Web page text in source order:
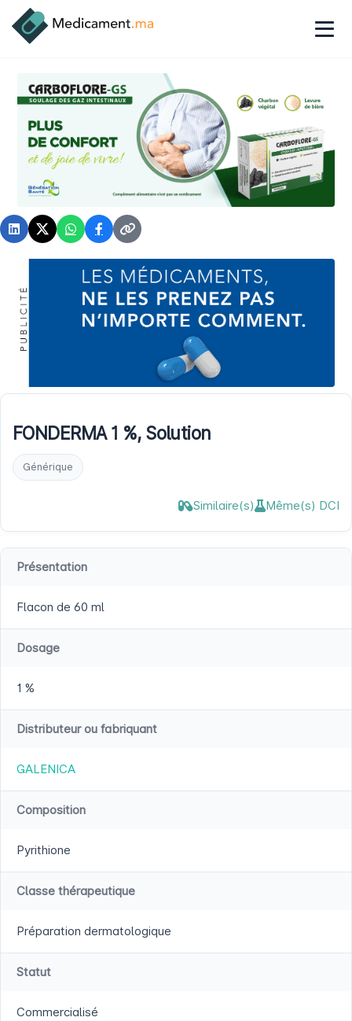
FONDERMA 1 %, Solution
Générique
Similaire(s) Même(s) DCI
Présentation
Flacon de 60 ml
Dosage
1 %
Distributeur ou fabriquant
GALENICA
Composition
Pyrithione
Classe thérapeutique
Préparation dermatologique
Statut
Commercialisé